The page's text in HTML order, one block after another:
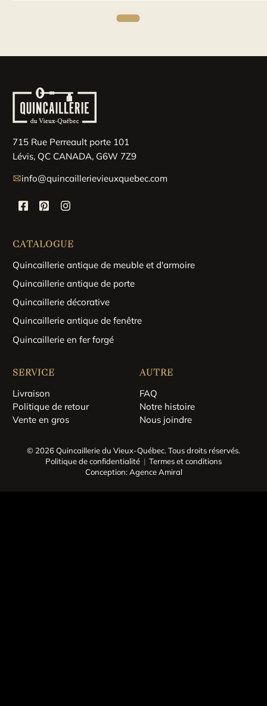
715 Rue Perreault porte 101
Lévis, QC CANADA, G6W 7Z9
info@quincaillerievieuxquebec.com
CATALOGUE
Quincaillerie antique de meuble et d'armoire
Quincaillerie antique de porte
Quincaillerie décorative
Quincaillerie antique de fenêtre
Quincaillerie en fer forgé
SERVICE
Livraison
Politique de retour
Vente en gros
AUTRE
FAQ
Notre histoire
Nous joindre
© 2026 Quincaillerie du Vieux-Québec.Tous droits réservés.
Politique de confidentialité
Termes et conditions
Conception: Agence Amiral